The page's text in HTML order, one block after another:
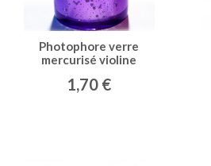
Photophore verre
mercurisé violine
1,70 €